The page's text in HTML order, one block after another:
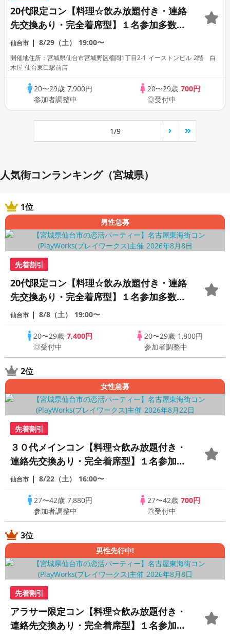
20代限定コン【料理☆飲み放題付き・連絡
先交換あり・完全着席型】１名参加多数・
初参加も大歓迎☆プレイワークス主催☆
仙台市 8/29（土） 19:00〜
開催地住所：宮城県仙台市宮城野区榴岡1丁目2-1 イーストンビル 2階 白
木屋 仙台東口駅前店
20〜29歳 7,900円
参加者調整中
20〜29歳 700円
◎受付中
1/9
人気街コンランキング（宮城県）
1位
男性急募
先着割引
20代限定コン【料理☆飲み放題付き・連絡
先交換あり・完全着席型】１名参加多数・
初参加も大歓迎☆プレイワークス主催☆
仙台市 8/8（土） 19:00〜
20〜29歳7,400円
◎受付中
20〜29歳 1,800円
参加者調整中
2位
女性急募
先着割引
３０代メインコン【料理☆飲み放題付き・
連絡先交換あり・完全着席型】１名参加多
数・初参加も大歓迎☆
仙台市 8/22（土） 16:00〜
27〜42歳 7,880円
参加者調整中
27〜42歳 700円
◎受付中
3位
男性先行中!
先着割引
アラサー限定コン【料理☆飲み放題付き・
連絡先交換あり・完全着席型】１名参加多